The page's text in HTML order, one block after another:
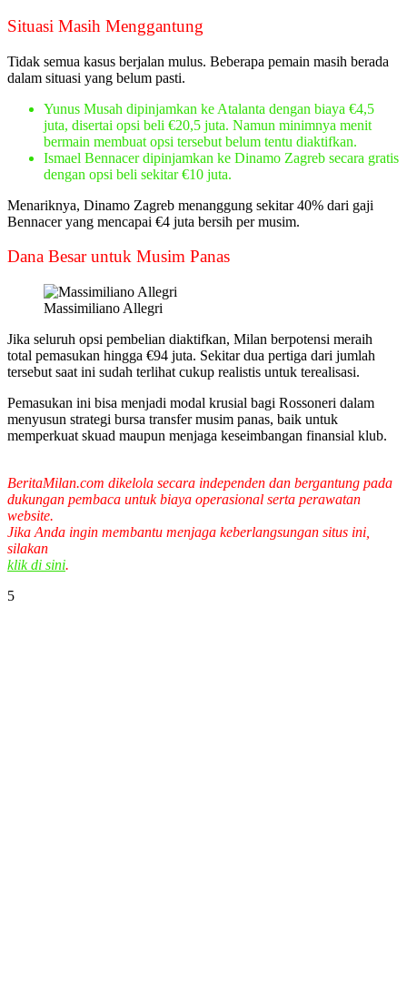
Situasi Masih Menggantung
Tidak semua kasus berjalan mulus. Beberapa pemain masih berada
dalam situasi yang belum pasti.
Yunus Musah dipinjamkan ke Atalanta dengan biaya €4,5
juta, disertai opsi beli €20,5 juta. Namun minimnya menit
bermain membuat opsi tersebut belum tentu diaktifkan.
Ismael Bennacer dipinjamkan ke Dinamo Zagreb secara gratis
dengan opsi beli sekitar €10 juta.
Menariknya, Dinamo Zagreb menanggung sekitar 40% dari gaji
Bennacer yang mencapai €4 juta bersih per musim.
Dana Besar untuk Musim Panas
Massimiliano Allegri
Jika seluruh opsi pembelian diaktifkan, Milan berpotensi meraih
total pemasukan hingga €94 juta. Sekitar dua pertiga dari jumlah
tersebut saat ini sudah terlihat cukup realistis untuk terealisasi.
Pemasukan ini bisa menjadi modal krusial bagi Rossoneri dalam
menyusun strategi bursa transfer musim panas, baik untuk
memperkuat skuad maupun menjaga keseimbangan finansial klub.
BeritaMilan.com dikelola secara independen dan bergantung pada
dukungan pembaca untuk biaya operasional serta perawatan
website.
Jika Anda ingin membantu menjaga keberlangsungan situs ini,
silakan
klik di sini.
5